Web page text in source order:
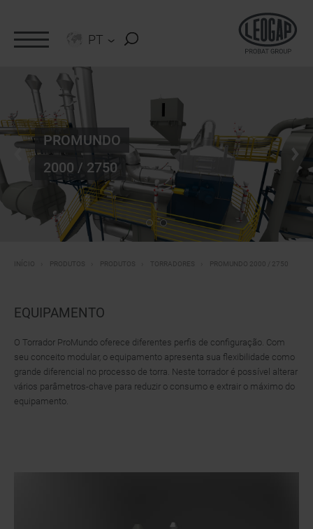
PT >
PROMUNDO
2000 / 2750
INÍCIO PRODUTOS PRODUTOS TORRADORES PROMUNDO 2000 / 2750
EQUIPAMENTO
O Torrador ProMundo oferece diferentes perfis de configuração. Com
seu conceito modular, o equipamento apresenta sua flexibilidade como
grande diferencial no processo de torra. Neste torrador é possível alterar
vários parâmetros-chave para reduzir o consumo e extrair o máximo do
equipamento.